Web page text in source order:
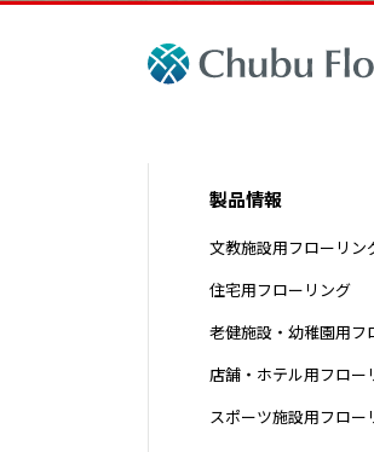
製品情報
文教施設用フローリン
住宅用フローリング
老健施設・幼稚園用フ
店舗・ホテル用フロー
スポーツ施設用フロー